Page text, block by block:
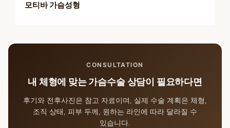
모티바 가슴성형
CONSULTATION
내 체형에 맞는 가슴수술 상담이 필요하다면
후기와 전후사진은 참고 자료이며, 실제 수술 계획은 체형,
조직 상태, 피부 두께, 원하는 라인에 따라 달라질 수
있습니다.